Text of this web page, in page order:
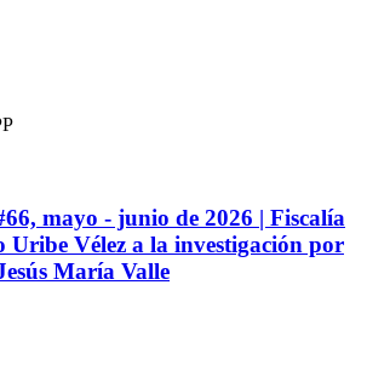
mayo - junio de 2026 | Fiscalía
Vélez a la investigación por
María Valle